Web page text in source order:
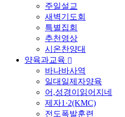
주일설교
새벽기도회
특별집회
추천영상
시온찬양대
양육과교육
바나바사역
일대일제자양육
어,성경이읽어지네
제자1·2(KMC)
전도폭발훈련